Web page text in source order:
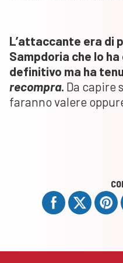
L’attaccante era di
Sampdoria che lo
definitivo ma ha
recompra. Da capire
faranno valere